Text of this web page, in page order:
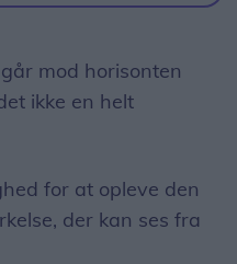
mod horisonten
ikke en helt
for at opleve den
der kan ses fra